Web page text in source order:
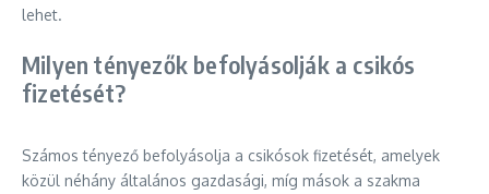
lehet.
Milyen tényezők befolyásolják a csikós
fizetését?
Számos tényező befolyásolja a csikósok fizetését, amelyek
közül néhány általános gazdasági, míg mások a szakma